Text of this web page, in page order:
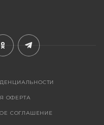
ОФЕРТА
СОГЛАШЕНИЕ